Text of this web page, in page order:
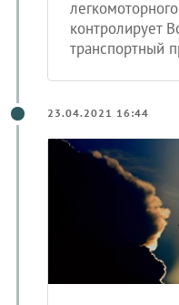
контролирует
транспортный
23.04.2021 16:44